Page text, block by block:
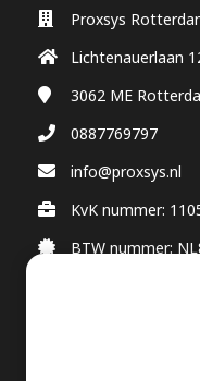
Proxsys
Lichtenauerlaan
3062 ME
0887769797
info@proxsys.nl
KvK nummer:
BTW nummer: